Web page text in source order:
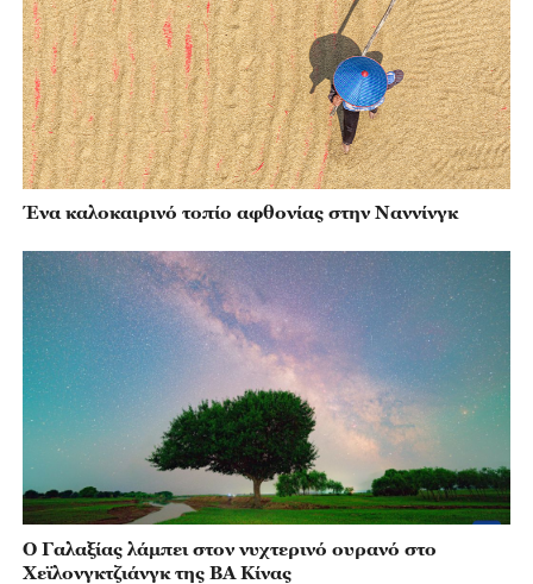
Ένα καλοκαιρινό τοπίο αφθονίας στην Ναννίνγκ
Ο Γαλαξίας λάμπει στον νυχτερινό ουρανό στο
Χεϊλονγκτζιάνγκ της ΒΑ Κίνας